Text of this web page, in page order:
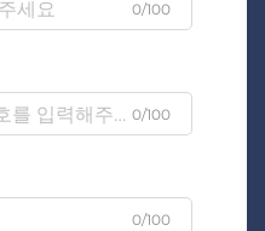
0/100
0/100
0/100